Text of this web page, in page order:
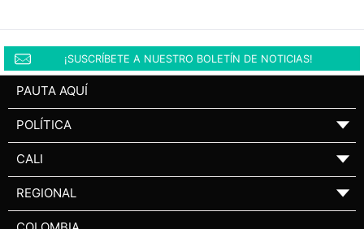
¡SUSCRÍBETE A NUESTRO BOLETÍN DE NOTICIAS!
PAUTA AQUÍ
POLÍTICA ▼
CALI ▼
REGIONAL ▼